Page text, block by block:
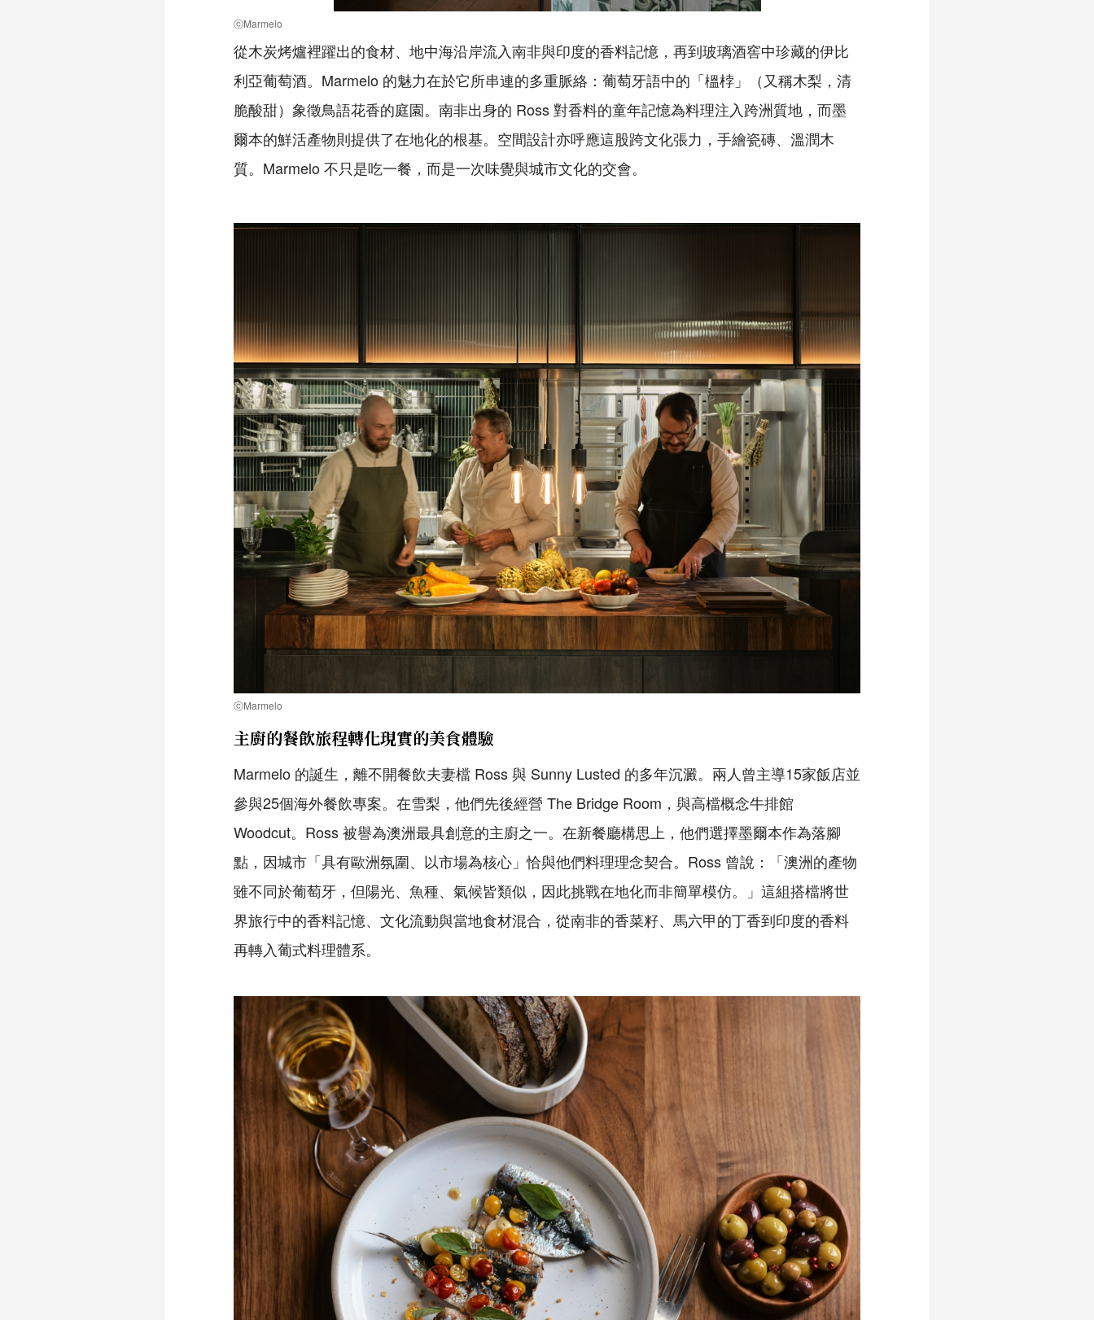
ⓒMarmelo
從木炭烤爐裡躍出的食材、地中海沿岸流入南非與印度的香料記憶，再到玻璃酒窖中珍藏的伊比
利亞葡萄酒。Marmelo 的魅力在於它所串連的多重脈絡：葡萄牙語中的「榲桲」（又稱木梨，清
脆酸甜）象徵鳥語花香的庭園。南非出身的 Ross 對香料的童年記憶為料理注入跨洲質地，而墨
爾本的鮮活產物則提供了在地化的根基。空間設計亦呼應這股跨文化張力，手繪瓷磚、溫潤木
質。Marmelo 不只是吃一餐，而是一次味覺與城市文化的交會。
ⓒMarmelo
主廚的餐飲旅程轉化現實的美食體驗
Marmelo 的誕生，離不開餐飲夫妻檔 Ross 與 Sunny Lusted 的多年沉澱。兩人曾主導15家飯店並
參與25個海外餐飲專案。在雪梨，他們先後經營 The Bridge Room，與高檔概念牛排館
Woodcut。Ross 被譽為澳洲最具創意的主廚之一。在新餐廳構思上，他們選擇墨爾本作為落腳
點，因城市「具有歐洲氛圍、以市場為核心」恰與他們料理理念契合。Ross 曾說：「澳洲的產物
雖不同於葡萄牙，但陽光、魚種、氣候皆類似，因此挑戰在地化而非簡單模仿。」這組搭檔將世
界旅行中的香料記憶、文化流動與當地食材混合，從南非的香菜籽、馬六甲的丁香到印度的香料
再轉入葡式料理體系。